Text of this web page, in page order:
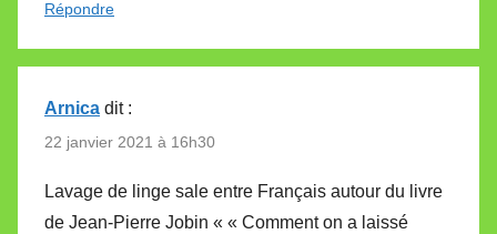
Répondre
Arnica dit :
22 janvier 2021 à 16h30
Lavage de linge sale entre Français autour du livre
de Jean-Pierre Jobin « « Comment on a laissé